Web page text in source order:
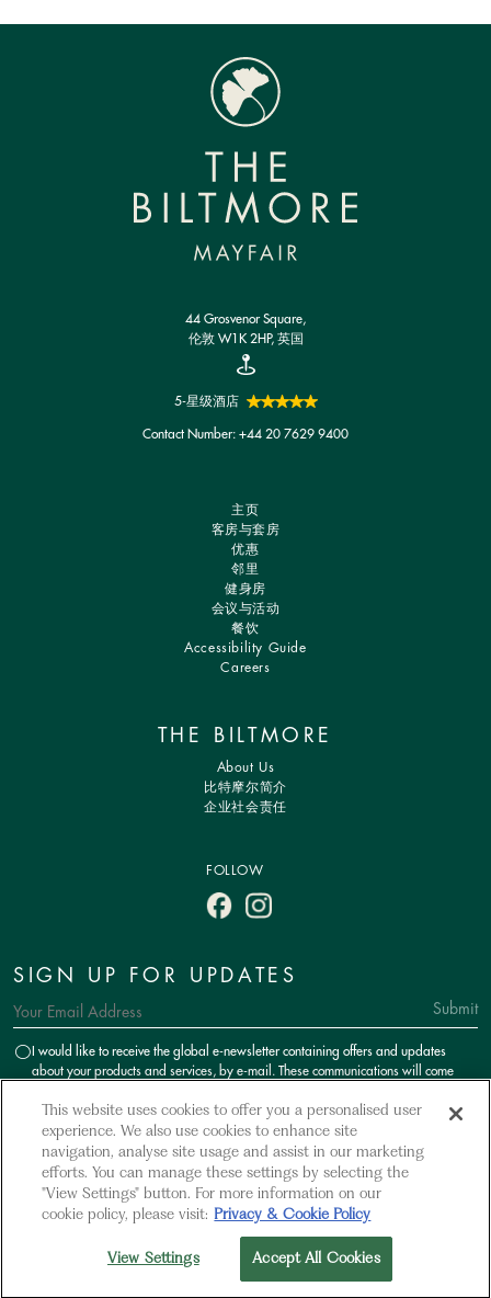
44 Grosvenor Square,
伦敦 W1K 2HP, 英国
5-星级酒店
Contact Number: +44 20 7629 9400
主页
客房与套房
优惠
邻里
健身房
会议与活动
餐饮
Accessibility Guide
Careers
THE BILTMORE
About Us
比特摩尔简介
企业社会责任
FOLLOW
SIGN UP FOR UPDATES
Submit
I would like to receive the global e-newsletter containing offers and updates
about your products and services, by e-mail. These communications will come
Copthorne Hotels Limited group of companies.
© 2024 Millennium Hotels And Resorts. All Right Reserved
Privacy Policy Cookie Policy Sitemap
This website uses cookies to offer you a personalised user
experience. We also use cookies to enhance site
navigation, analyse site usage and assist in our marketing
efforts. You can manage these settings by selecting the
"View Settings" button. For more information on our
cookie policy, please visit: Privacy & Cookie Policy
View Settings Accept All Cookies